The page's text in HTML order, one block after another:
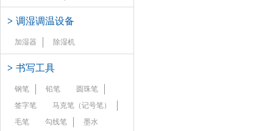
> 调湿调温设备
加湿器 除湿机
> 书写工具
钢笔 铅笔
圆珠笔
签字笔
马克笔（记号笔）
毛笔
勾线笔
墨水